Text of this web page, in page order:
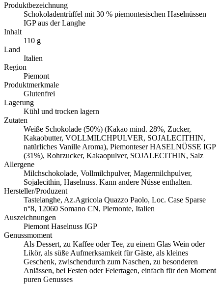
Produktbezeichnung
Schokoladentrüffel mit 30 % piemontesischen Haselnüssen
IGP aus der Langhe
Inhalt
110 g
Land
Italien
Region
Piemont
Produktmerkmale
Glutenfrei
Lagerung
Kühl und trocken lagern
Zutaten
Weiße Schokolade (50%) (Kakao mind. 28%, Zucker,
Kakaobutter, VOLLMILCHPULVER, SOJALECITHIN,
natürliches Vanille Aroma), Piemonteser HASELNÜSSE IGP
(31%), Rohrzucker, Kakaopulver, SOJALECITHIN, Salz
Allergene
Milchschokolade, Vollmilchpulver, Magermilchpulver,
Sojalecithin, Haselnuss. Kann andere Nüsse enthalten.
Hersteller/Produzent
Tastelanghe, Az.Agricola Quazzo Paolo, Loc. Case Sparse
n°8, 12060 Somano CN, Piemonte, Italien
Auszeichnungen
Piemont Haselnuss IGP
Genussmoment
Als Dessert, zu Kaffee oder Tee, zu einem Glas Wein oder
Likör, als süße Aufmerksamkeit für Gäste, als kleines
Geschenk, zwischendurch zum Naschen, zu besonderen
Anlässen, bei Festen oder Feiertagen, einfach für den Moment
puren Genusses